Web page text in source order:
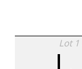
Lot 1